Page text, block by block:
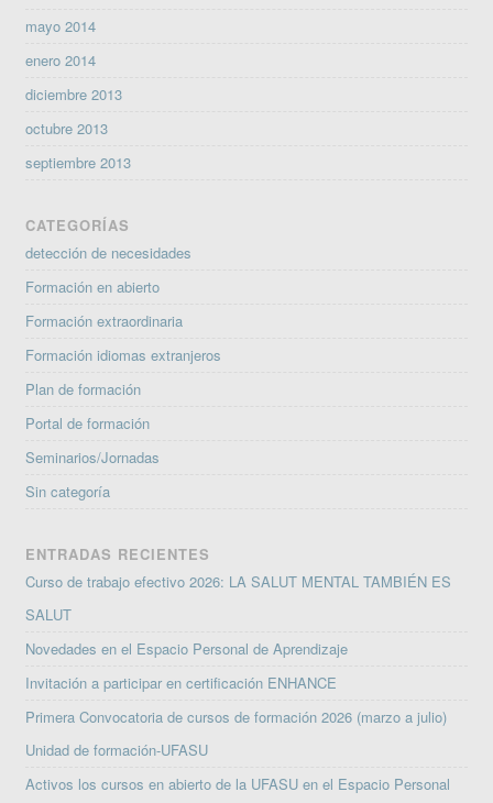
mayo 2014
enero 2014
diciembre 2013
octubre 2013
septiembre 2013
CATEGORÍAS
detección de necesidades
Formación en abierto
Formación extraordinaria
Formación idiomas extranjeros
Plan de formación
Portal de formación
Seminarios/Jornadas
Sin categoría
ENTRADAS RECIENTES
Curso de trabajo efectivo 2026: LA SALUT MENTAL TAMBIÉN ES
SALUT
Novedades en el Espacio Personal de Aprendizaje
Invitación a participar en certificación ENHANCE
Primera Convocatoria de cursos de formación 2026 (marzo a julio)
Unidad de formación-UFASU
Activos los cursos en abierto de la UFASU en el Espacio Personal